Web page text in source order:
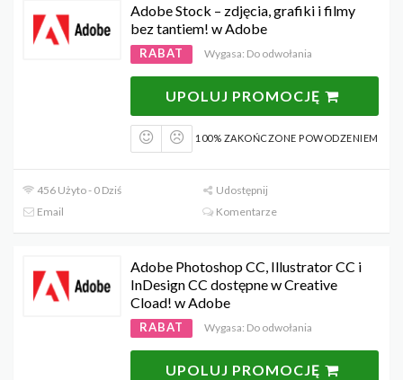
Adobe Stock – zdjęcia, grafiki i filmy
bez tantiem! w Adobe
RABAT Wygasa: Do odwołania
UPOLUJ PROMOCJĘ
100% ZAKOŃCZONE POWODZENIEM
456 Użyto - 0 Dziś
Udostępnij
Email
Komentarze
Adobe Photoshop CC, Illustrator CC i
InDesign CC dostępne w Creative
Cload! w Adobe
RABAT Wygasa: Do odwołania
UPOLUJ PROMOCJĘ